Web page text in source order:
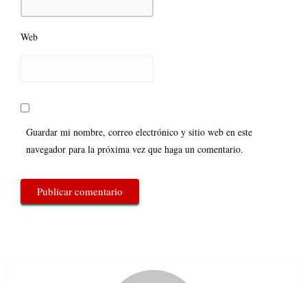
Web
Guardar mi nombre, correo electrónico y sitio web en este
navegador para la próxima vez que haga un comentario.